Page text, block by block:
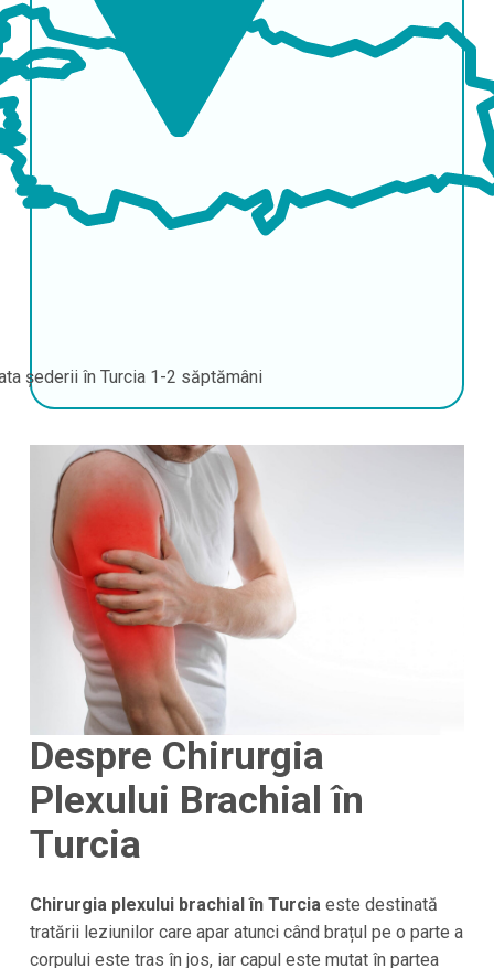
șederii în Turcia 1-2 săptămâni
Despre Chirurgia
Plexului Brachial în
Turcia
Chirurgia plexului brachial în Turcia este destinată
tratării leziunilor care apar atunci când brațul pe o parte a
corpului este tras în jos, iar capul este mutat în partea